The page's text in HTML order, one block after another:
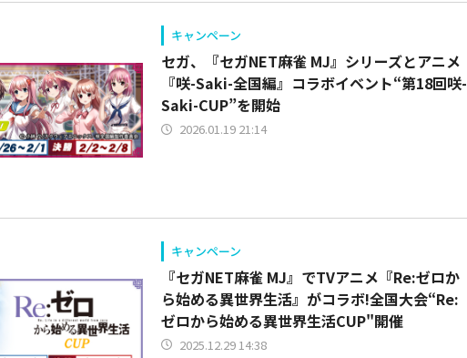
キャンペーン
セガ、『セガNET麻雀 MJ』シリーズとアニメ
『咲-Saki-全国編』コラボイベント“第18回咲-
Saki-CUP”を開始
2026.01.19 21:14
キャンペーン
『セガNET麻雀 MJ』でTVアニメ『Re:ゼロか
ら始める異世界生活』がコラボ!全国大会“Re:
ゼロから始める異世界生活CUP"開催
2025.12.29 14:38